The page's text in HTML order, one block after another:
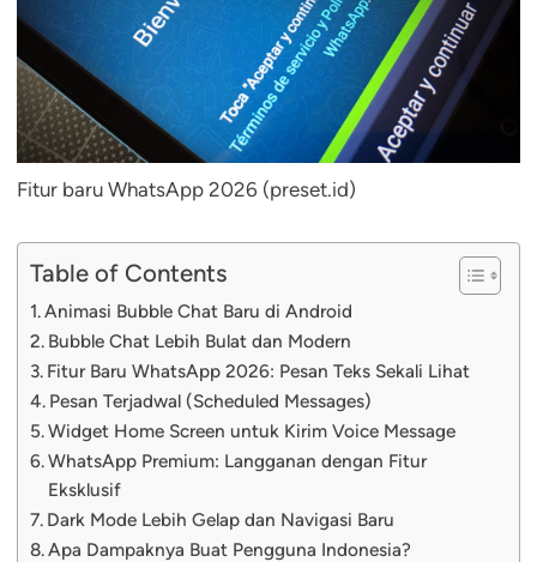
Fitur baru WhatsApp 2026 (preset.id)
Table of Contents
Animasi Bubble Chat Baru di Android
Bubble Chat Lebih Bulat dan Modern
Fitur Baru WhatsApp 2026: Pesan Teks Sekali Lihat
Pesan Terjadwal (Scheduled Messages)
Widget Home Screen untuk Kirim Voice Message
WhatsApp Premium: Langganan dengan Fitur
Eksklusif
Dark Mode Lebih Gelap dan Navigasi Baru
Apa Dampaknya Buat Pengguna Indonesia?